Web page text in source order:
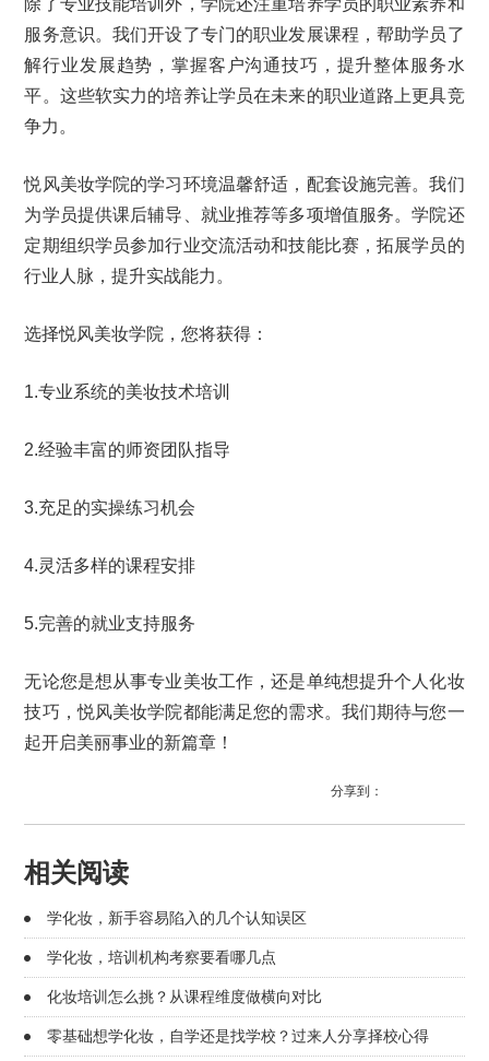
服务意识。我们开设了专门的职业发展课程，帮助学员了
解行业发展趋势，掌握客户沟通技巧，提升整体服务水
平。这些软实力的培养让学员在未来的职业道路上更具竞
争力。
悦风美妆学院的学习环境温馨舒适，配套设施完善。我们
为学员提供课后辅导、就业推荐等多项增值服务。学院还
定期组织学员参加行业交流活动和技能比赛，拓展学员的
行业人脉，提升实战能力。
选择悦风美妆学院，您将获得：
1.专业系统的美妆技术培训
2.经验丰富的师资团队指导
3.充足的实操练习机会
4.灵活多样的课程安排
5.完善的就业支持服务
无论您是想从事专业美妆工作，还是单纯想提升个人化妆
技巧，悦风美妆学院都能满足您的需求。我们期待与您一
起开启美丽事业的新篇章！
分享到：
相关阅读
学化妆，新手容易陷入的几个认知误区
学化妆，培训机构考察要看哪几点
化妆培训怎么挑？从课程维度做横向对比
零基础想学化妆，自学还是找学校？过来人分享择校心得